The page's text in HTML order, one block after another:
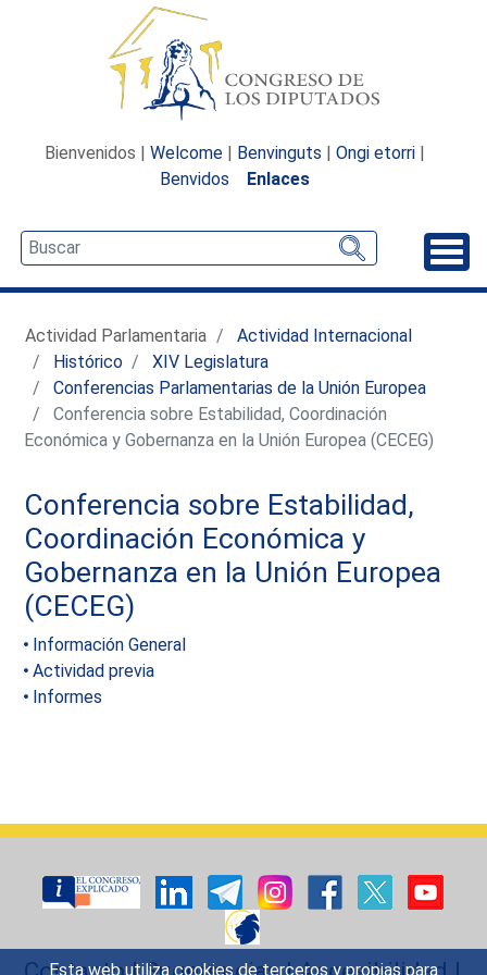
Esta web utiliza cookies de terceros y propias para
Bienvenidos | Welcome | Benvinguts | Ongi etorri |
Benvidos
Enlaces
Actividad Parlamentaria
Actividad Internacional
Histórico
XIV Legislatura
Conferencias Parlamentarias de la Unión Europea
Conferencia sobre Estabilidad, Coordinación
Económica y Gobernanza en la Unión Europea (CECEG)
Conferencia sobre Estabilidad,
Coordinación Económica y
Gobernanza en la Unión Europea
(CECEG)
Información General
Actividad previa
Informes